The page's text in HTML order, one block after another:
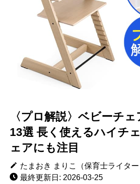
〈プロ解説〉ベビーチ
13選 長く使えるハイチ
ェアにも注目
たまおき まりこ（保育士ライター
最終更新日: 2026-03-25